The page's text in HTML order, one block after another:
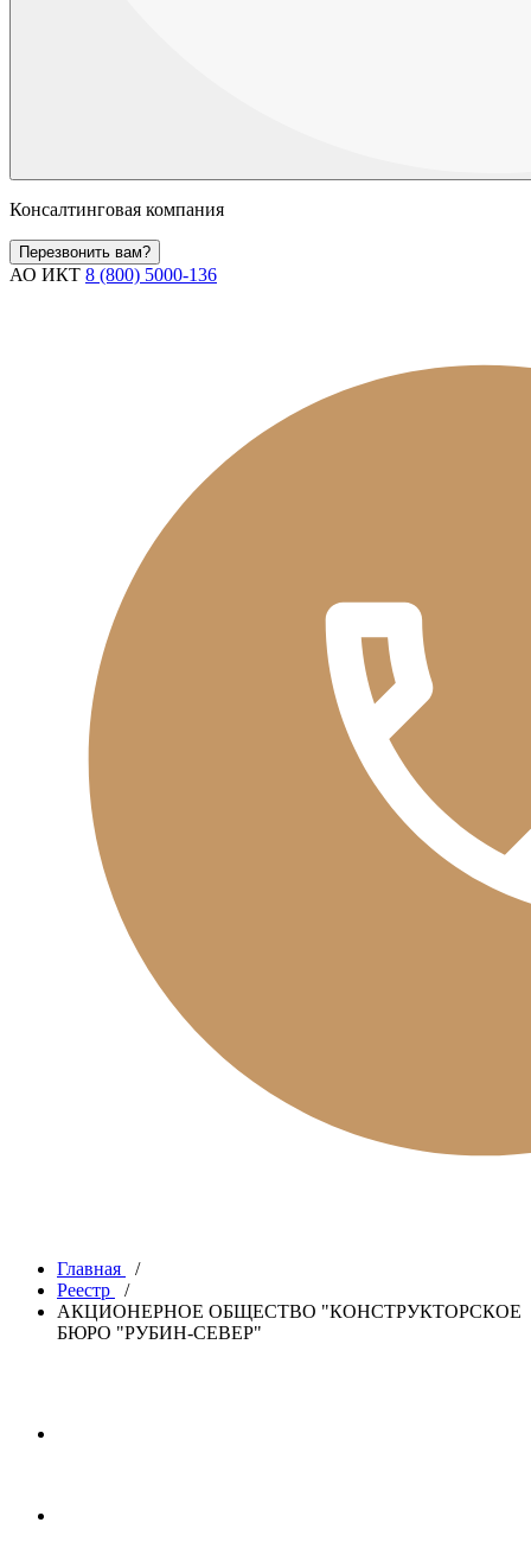
Консалтинговая компания
Перезвонить вам?
АО ИКТ 8 (800) 5000-136
Главная
/
Реестр
/
АКЦИОНЕРНОЕ ОБЩЕСТВО "КОНСТРУКТОРСКОЕ
БЮРО "РУБИН-СЕВЕР"